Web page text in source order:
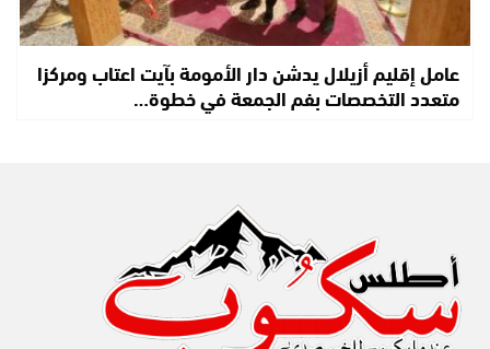
عامل إقليم أزيلال يدشن دار الأمومة بآيت اعتاب ومركزا
متعدد التخصصات بفم الجمعة في خطوة…